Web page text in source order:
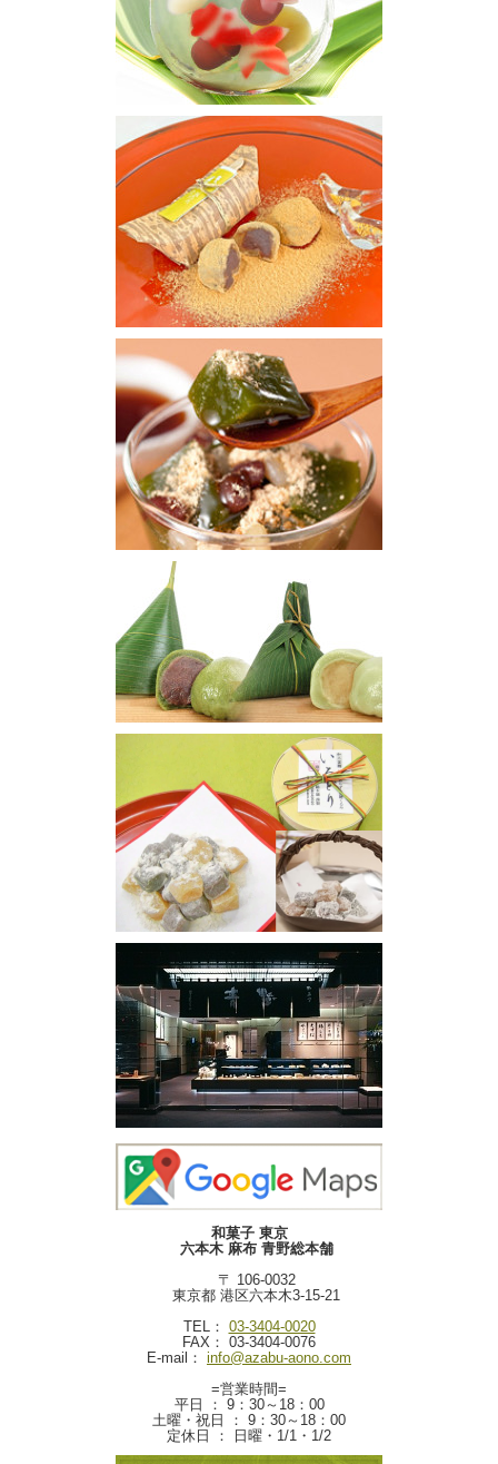
和菓子 東京
六本木 麻布 青野総本舗
〒 106-0032
東京都 港区六本木3-15-21
TEL： 03-3404-0020
FAX： 03-3404-0076
E-mail： info@azabu-aono.com
=営業時間=
平日 ： 9：30～18：00
土曜・祝日 ： 9：30～18：00
定休日 ： 日曜・1/1・1/2